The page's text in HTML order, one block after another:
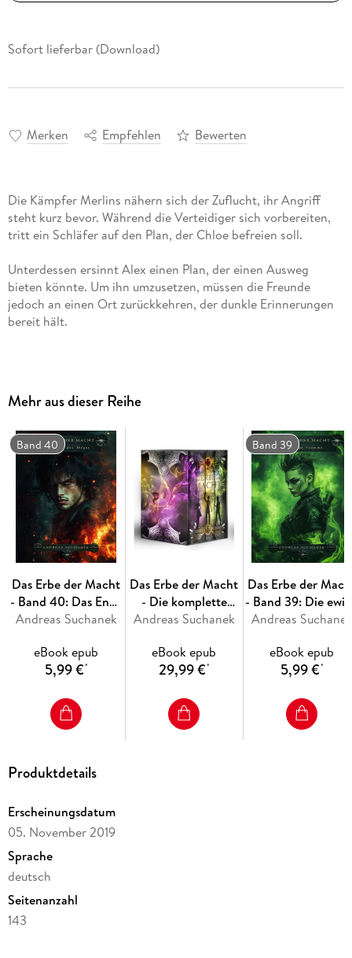
Sofort lieferbar (Download)
Merken Empfehlen Bewerten
Die Kämpfer Merlins nähern sich der Zuflucht, ihr Angriff
steht kurz bevor. Während die Verteidiger sich vorbereiten,
Unterdessen ersinnt Alex einen Plan, der einen Ausweg
bieten könnte. Um ihn umzusetzen, müssen die Freunde
jedoch an einen Ort zurückkehren, der dunkle Erinnerungen
. . . Nominiert für den Deutschen Phantastik Preis 2019 in
"Beste Serie"!
. . . Gewinner des Lovelybooks Lesepreis 2018!
. . . Gewinner des Skoutz-Award 2018!
. . . Silber- und Bronze-Gewinner beim Lovelybooks Lesepreis
2017!
. . . Platz 3 als Buchliebling 2016 bei "Was liest du?"!
Das Erbe der Macht erscheint monatlich als E-Book und alle
Mehr aus dieser Reihe
Band 40
Das Erbe der Macht
- Band 40: Das Ende
des Weges
Andreas Suchanek
eBook epub
5,99 €*
Das Erbe der Macht
- Die komplette
Schattenchronik
Andreas Suchanek
eBook epub
29,99 €*
Band 39
Das Erbe der
- Band 39: Die
Flamme
Andreas Suchanek
eBook epub
5,99 €*
Produktdetails
Erscheinungsdatum
05. November 2019
Sprache
deutsch
Seitenanzahl
143